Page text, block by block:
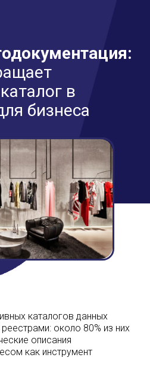
в
каталогов данных
около 80% из них
описания
как инструмент